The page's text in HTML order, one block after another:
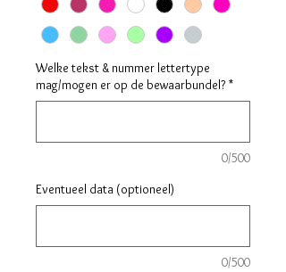
Welke tekst & nummer lettertype
mag/mogen er op de bewaarbundel? *
0/500
Eventueel data (optioneel)
0/500